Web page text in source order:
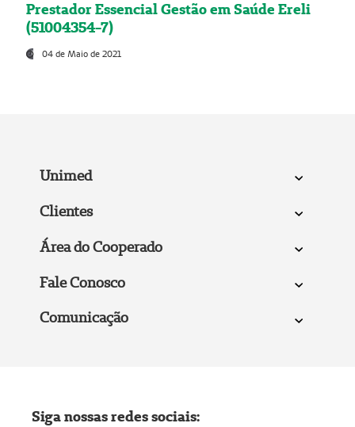
Prestador Essencial Gestão em Saúde Ereli
(51004354-7)
04 de Maio de 2021
Unimed
Clientes
Área do Cooperado
Fale Conosco
Comunicação
Siga nossas redes sociais: